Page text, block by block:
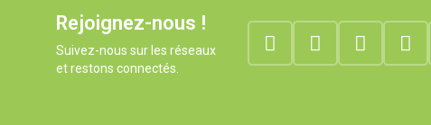
Rejoignez-nous !
Suivez-nous sur les réseaux
et restons connectés.